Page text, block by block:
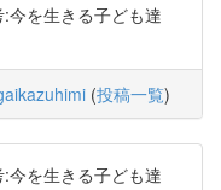
今を生きる子ども達
(投稿一覧)
今を生きる子ども達